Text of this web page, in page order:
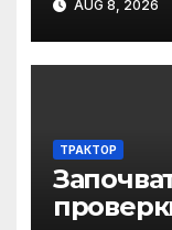
ОСК
AUG 8, 2026
ТРАКТОР